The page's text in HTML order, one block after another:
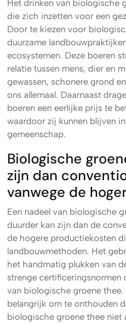
Het drinken van biologische
die zich inzetten voor een
Door te kiezen voor
duurzame
ecosystemen. Deze boeren
relatie tussen mens, dier en
gewassen, schonere grond
ons allemaal. Daarnaast
boeren een eerlijke prijs te
waardoor zij kunnen blijven
gemeenschap.
Biologische
zijn dan
vanwege de
Een nadeel van biologische
duurder kan zijn dan de
de hogere productiekosten
landbouwmethoden. Het
het handmatig plukken van
strenge
van biologische groene
belangrijk om te onthouden
biologische groene thee niet